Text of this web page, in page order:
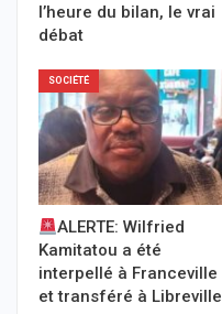
l’heure du bilan, le vrai
débat
SOCIÉTÉ
ALERTE: Wilfried
Kamitatou a été
interpellé à Franceville
et transféré à Libreville